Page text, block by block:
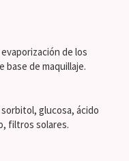
de los
base de maquillaje.
glucosa, ácido
filtros solares.